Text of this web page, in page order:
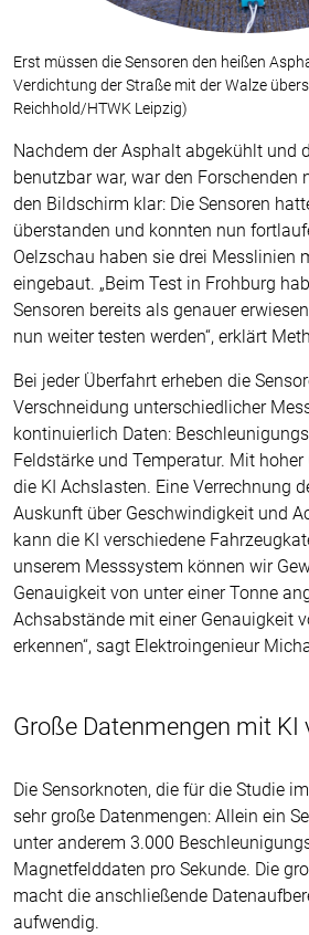
Erst müssen die Sensoren den heißen
Verdichtung der Straße mit der Walze
Reichhold/HTWK Leipzig)
Nachdem der Asphalt abgekühlt und
benutzbar war, war den Forschenden
den Bildschirm klar: Die Sensoren
überstanden und konnten nun
Oelzschau haben sie drei Messlinien
eingebaut. „Beim Test in Frohburg
Sensoren bereits als genauer
nun weiter testen werden“, erklärt
Bei jeder Überfahrt erheben die
Verschneidung unterschiedlicher
kontinuierlich Daten:
Feldstärke und Temperatur. Mit
die KI Achslasten. Eine Verrechnung
Auskunft über Geschwindigkeit und
kann die KI verschiedene
unserem Messsystem können wir
Genauigkeit von unter einer Tonne
Achsabstände mit einer Genauigkeit
erkennen“, sagt Elektroingenieur
Große Datenmengen mit KI
Die Sensorknoten, die für die Studie
sehr große Datenmengen: Allein ein
unter anderem 3.000
Magnetfelddaten pro Sekunde. Die
macht die anschließende
aufwendig.